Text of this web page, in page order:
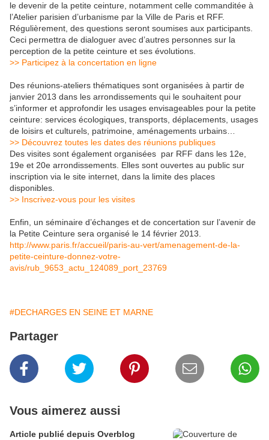
le devenir de la petite ceinture, notamment celle commanditée à
l’Atelier parisien d’urbanisme par la Ville de Paris et RFF.
Régulièrement, des questions seront soumises aux participants.
Ceci permettra de dialoguer avec d’autres personnes sur la
perception de la petite ceinture et ses évolutions.
>> Participez à la concertation en ligne
Des réunions-ateliers thématiques sont organisées à partir de
janvier 2013 dans les arrondissements qui le souhaitent pour
s’informer et approfondir les usages envisageables pour la petite
ceinture: services écologiques, transports, déplacements, usages
de loisirs et culturels, patrimoine, aménagements urbains…
>> Découvrez toutes les dates des réunions publiques
Des visites sont également organisées par RFF dans les 12e,
19e et 20e arrondissements. Elles sont ouvertes au public sur
inscription via le site internet, dans la limite des places
disponibles.
>> Inscrivez-vous pour les visites
Enfin, un séminaire d’échanges et de concertation sur l’avenir de
la Petite Ceinture sera organisé le 14 février 2013.
http://www.paris.fr/accueil/paris-au-vert/amenagement-de-la-
petite-ceinture-donnez-votre-
avis/rub_9653_actu_124089_port_23769
#DECHARGES EN SEINE ET MARNE
Partager
Vous aimerez aussi
Article publié depuis Overblog